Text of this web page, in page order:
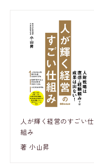
人が輝く経営のすごい仕
組み
著 小山昇